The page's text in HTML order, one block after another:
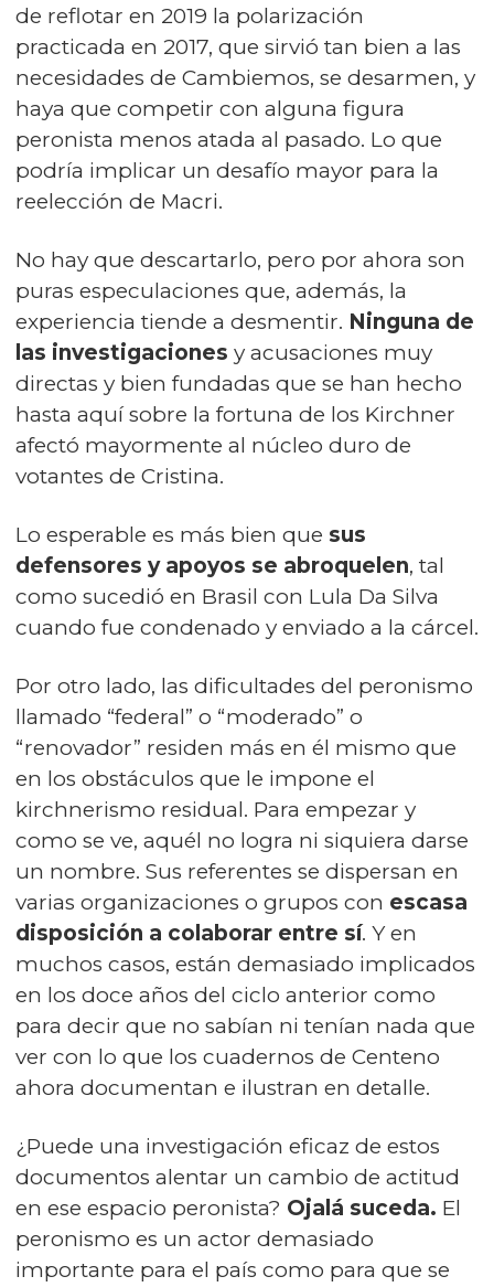
de reflotar en 2019 la polarización
practicada en 2017, que sirvió tan bien a las
necesidades de Cambiemos, se desarmen, y
haya que competir con alguna figura
peronista menos atada al pasado. Lo que
podría implicar un desafío mayor para la
reelección de Macri.
No hay que descartarlo, pero por ahora son
puras especulaciones que, además, la
experiencia tiende a desmentir. Ninguna de
las investigaciones y acusaciones muy
directas y bien fundadas que se han hecho
hasta aquí sobre la fortuna de los Kirchner
afectó mayormente al núcleo duro de
votantes de Cristina.
Lo esperable es más bien que sus
defensores y apoyos se abroquelen, tal
como sucedió en Brasil con Lula Da Silva
cuando fue condenado y enviado a la cárcel.
Por otro lado, las dificultades del peronismo
llamado “federal” o “moderado” o
“renovador” residen más en él mismo que
en los obstáculos que le impone el
kirchnerismo residual. Para empezar y
como se ve, aquél no logra ni siquiera darse
un nombre. Sus referentes se dispersan en
varias organizaciones o grupos con escasa
disposición a colaborar entre sí. Y en
muchos casos, están demasiado implicados
en los doce años del ciclo anterior como
para decir que no sabían ni tenían nada que
ver con lo que los cuadernos de Centeno
ahora documentan e ilustran en detalle.
¿Puede una investigación eficaz de estos
documentos alentar un cambio de actitud
en ese espacio peronista? Ojalá suceda. El
peronismo es un actor demasiado
importante para el país como para que se